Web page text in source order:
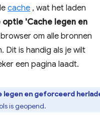
cache , wat het laden
optie 'Cache legen en
om alle bronnen
Dit is handig als je wilt
een pagina laadt.
legen en geforceerd
is geopend.